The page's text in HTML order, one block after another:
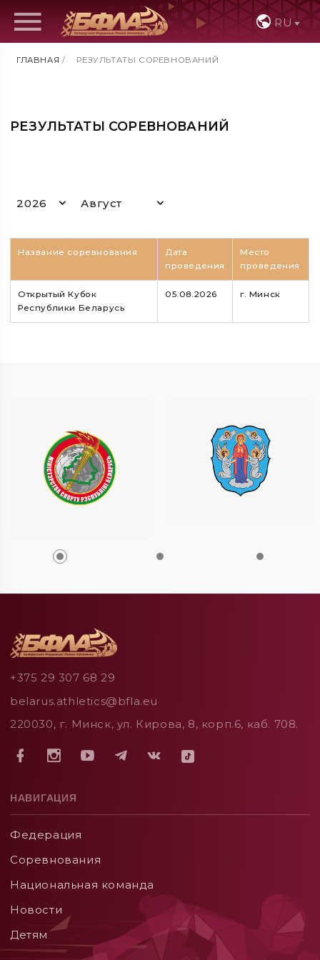
RU
ГЛАВНАЯ / РЕЗУЛЬТАТЫ СОРЕВНОВАНИЙ
РЕЗУЛЬТАТЫ СОРЕВНОВАНИЙ
2026 Август
Название соревнования
Дата
проведения
Место
проведения
Открытый Кубок
Республики Беларусь
05.08.2026 г. Минск
+375 29 307 68 29
belarus.athletics@bfla.eu
220030, г. Минск, ул. Кирова, 8, корп.6, каб. 708.
НАВИГАЦИЯ
Федерация
Соревнования
Национальная команда
Новости
Детям